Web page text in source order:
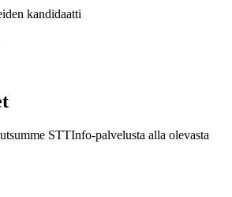
kandidaatti
STTInfo-palvelusta alla olevasta